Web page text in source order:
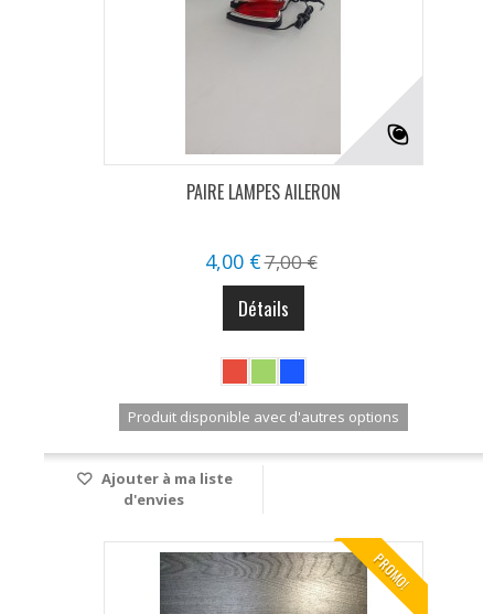
PAIRE LAMPES AILERON
4,00 €7,00 €
Détails
Produit disponible avec d'autres options
Ajouter à ma liste
d'envies
PROMO!